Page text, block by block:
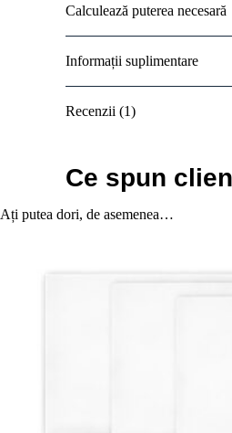
Calculează puterea necesară
Informații suplimentare
Recenzii (1)
Ce spun
Ați putea dori, de asemenea…